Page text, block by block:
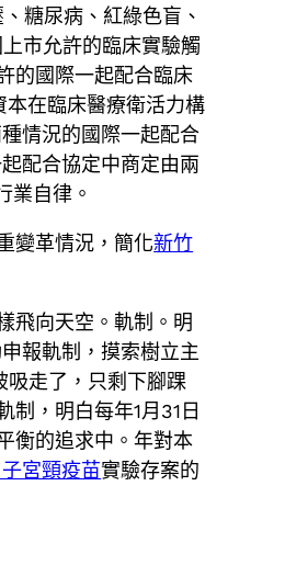
糖尿病、紅綠色盲、
市允許的臨床實驗觸
的國際一起配合臨床
在臨床醫療衛活力構
種情況的國際一起配合
配合協定中商定由兩
業自律。
變革情況，簡化新竹
飛向天空。軌制。明
報軌制，摸索樹立主
吸走了，只剩下腳踝
制，明白每年1月31日
衡的追求中。年對本
宮頸疫苗實驗存案的